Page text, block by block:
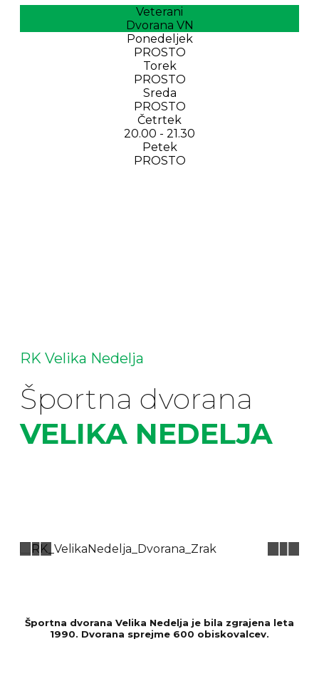
Veterani
Dvorana VN
Ponedeljek
PROSTO
Torek
PROSTO
Sreda
PROSTO
Četrtek
20.00 - 21.30
Petek
PROSTO
RK Velika Nedelja
Športna dvorana
VELIKA NEDELJA
Športna dvorana Velika Nedelja je bila zgrajena leta
1990. Dvorana sprejme 600 obiskovalcev.